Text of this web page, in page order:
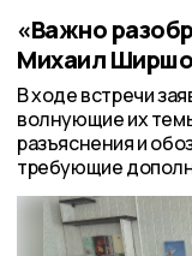
«Важно
Михаил
В ходе встречи
волнующие их
разъяснения и
требующие